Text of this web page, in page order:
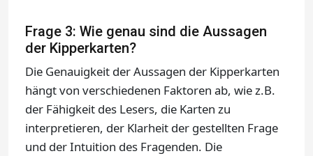
Frage 3: Wie genau sind die Aussagen
der Kipperkarten?
Die Genauigkeit der Aussagen der Kipperkarten
hängt von verschiedenen Faktoren ab, wie z.B.
der Fähigkeit des Lesers, die Karten zu
interpretieren, der Klarheit der gestellten Frage
und der Intuition des Fragenden. Die